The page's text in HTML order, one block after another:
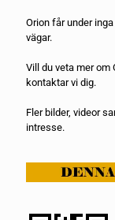
Orion får under
vägar.
Vill du veta mer om
kontaktar vi dig.
Fler bilder, videor
intresse.